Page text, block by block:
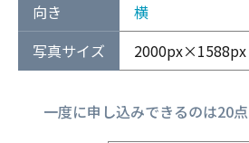
向き
横
写真サイズ
2000px×1588px
一度に申し込みできるのは20点